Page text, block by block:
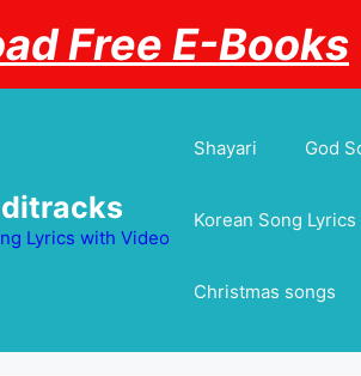
Free E-Books
Lyrics with Video
Shayari God
Korean Song Lyrics
Christmas songs